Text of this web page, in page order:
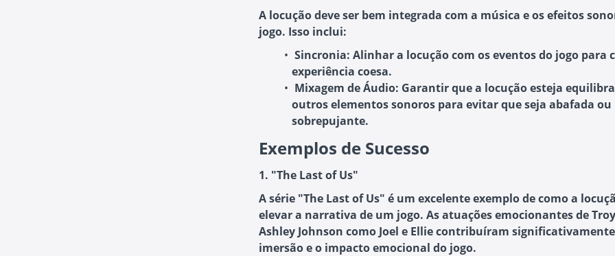
A locução deve ser bem integrada com a música e os efeitos
jogo. Isso inclui:
Sincronia: Alinhar a locução com os eventos do jogo para
experiência coesa.
Mixagem de Áudio: Garantir que a locução esteja
outros elementos sonoros para evitar que seja abafada ou
sobrepujante.
Exemplos de Sucesso
1. "The Last of Us"
A série "The Last of Us" é um excelente exemplo de como a
elevar a narrativa de um jogo. As atuações emocionantes de
Ashley Johnson como Joel e Ellie contribuíram
imersão e o impacto emocional do jogo.